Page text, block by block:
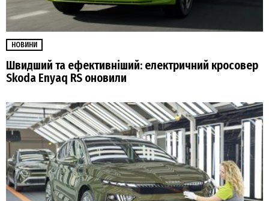
НОВИНИ
Швидший та ефективніший: електричний кросовер
Skoda Enyaq RS оновили